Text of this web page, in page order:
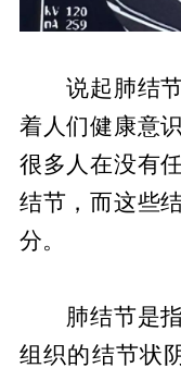
说起肺结节
着人们健康意
很多人在没有
结节，而这些
分。
肺结节是指
组织的结节状